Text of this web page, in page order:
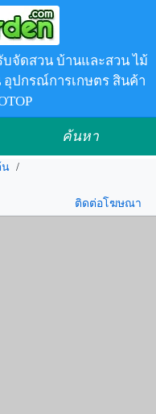
จัดสวน บ้านและสวน ไม้
ปกรณ์การเกษตร สินค้า
ค้นหา
น /
ติดต่อโฆษณา